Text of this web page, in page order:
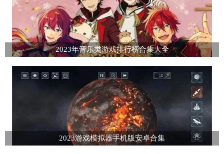
2023年音乐类游戏排行榜合集大全
2023游戏模拟器手机版安卓合集